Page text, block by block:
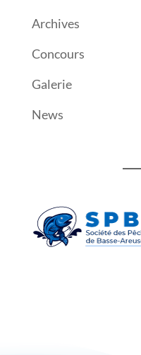
Archives
Concours
Galerie
News